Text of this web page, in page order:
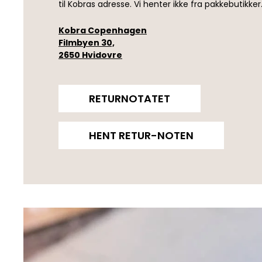
til Kobras adresse. Vi henter ikke fra pakkebutikker.
Kobra Copenhagen
Filmbyen 30,
2650 Hvidovre
RETURNOTATET
HENT RETUR-NOTEN